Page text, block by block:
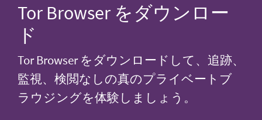
Tor Browser をダウンロー
ド
Tor Browser をダウンロードして、追跡、
監視、検閲なしの真のプライベートブ
ラウジングを体験しましょう。